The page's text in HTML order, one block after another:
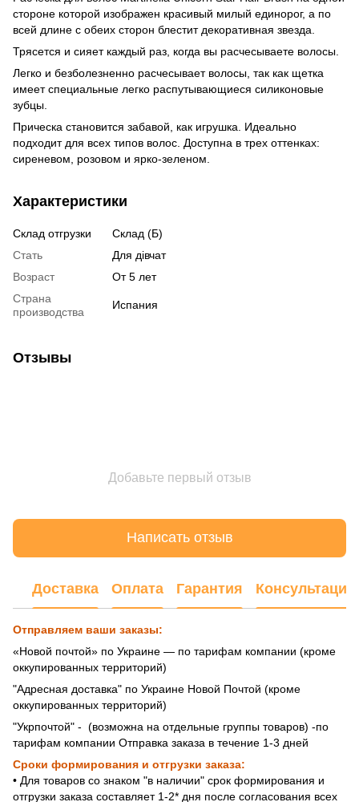
стороне которой изображен красивый милый единорог, а по
всей длине с обеих сторон блестит декоративная звезда.
Трясется и сияет каждый раз, когда вы расчесываете волосы.
Легко и безболезненно расчесывает волосы, так как щетка
имеет специальные легко распутывающиеся силиконовые
зубцы.
Прическа становится забавой, как игрушка. Идеально
подходит для всех типов волос. Доступна в трех оттенках:
сиреневом, розовом и ярко-зеленом.
Характеристики
Склад отгрузки
Склад (Б)
Стать
Для дівчат
Возраст
От 5 лет
Страна
производства
Испания
Отзывы
Добавьте первый отзыв
Написать отзыв
Доставка Оплата Гарантия Консультация
Отправляем ваши заказы:
«Новой почтой» по Украине — по тарифам компании (кроме
оккупированных территорий)
"Адресная доставка" по Украине Новой Почтой (кроме
оккупированных территорий)
"Укрпочтой" - (возможна на отдельные группы товаров) -по
тарифам компании Отправка заказа в течение 1-3 дней
Сроки формирования и отгрузки заказа:
• Для товаров со знаком "в наличии" срок формирования и
отгрузки заказа составляет 1-2* дня после согласования всех